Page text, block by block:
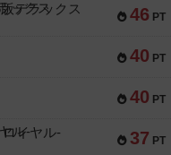
46 PT
デラックス
40 PT
40 PT
37 PT
イヤル-